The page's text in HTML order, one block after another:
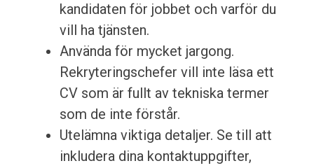
kandidaten för jobbet och varför du
vill ha tjänsten.
Använda för mycket jargong.
Rekryteringschefer vill inte läsa ett
CV som är fullt av tekniska termer
som de inte förstår.
Utelämna viktiga detaljer. Se till att
inkludera dina kontaktuppgifter,